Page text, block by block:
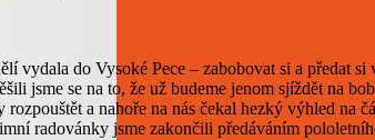
vydala do Vysoké Pece – zabobovat si a předat
jsme se na to, že už budeme jenom sjíždět na
a nahoře na nás čekal hezký výhled
radovánky jsme zakončili předáváním